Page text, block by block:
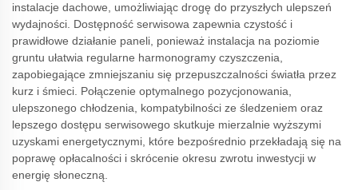
instalacje dachowe, umożliwiając drogę do przyszłych ulepszeń
wydajności. Dostępność serwisowa zapewnia czystość i
prawidłowe działanie paneli, ponieważ instalacja na poziomie
gruntu ułatwia regularne harmonogramy czyszczenia,
zapobiegające zmniejszaniu się przepuszczalności światła przez
kurz i śmieci. Połączenie optymalnego pozycjonowania,
ulepszonego chłodzenia, kompatybilności ze śledzeniem oraz
lepszego dostępu serwisowego skutkuje mierzalnie wyższymi
uzyskami energetycznymi, które bezpośrednio przekładają się na
poprawę opłacalności i skrócenie okresu zwrotu inwestycji w
energię słoneczną.